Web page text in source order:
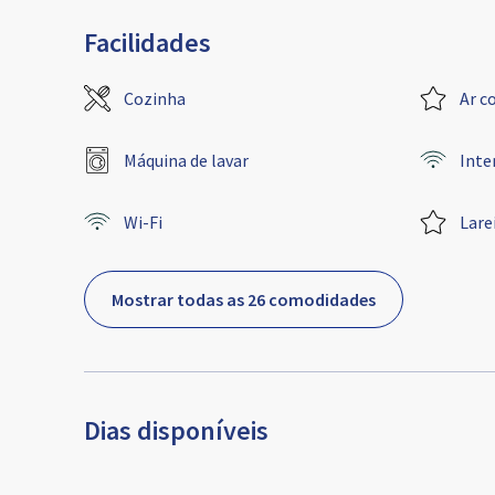
Facilidades
Cozinha Ar
Máquina de lavar
Wi-Fi
Mostrar todas as 26 comodidades
Dias disponíveis